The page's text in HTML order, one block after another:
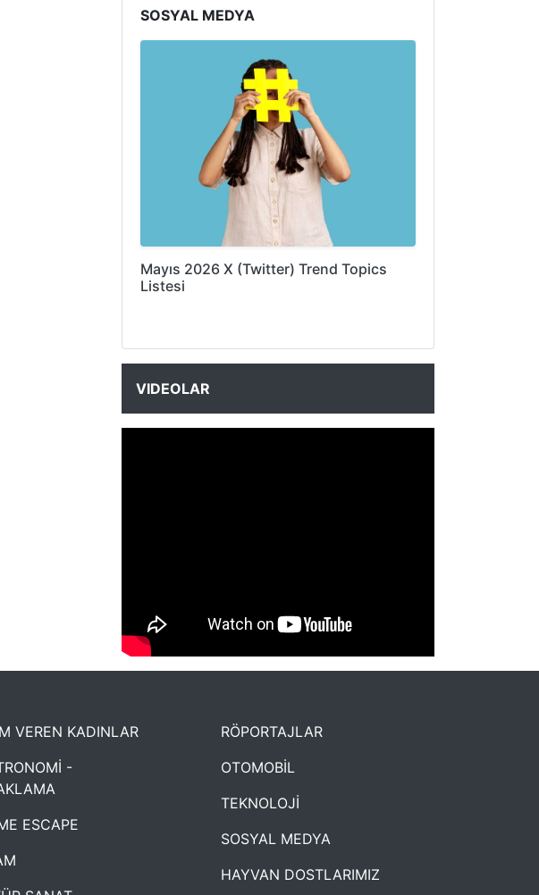
SOSYAL MEDYA
Mayıs 2026 X (Twitter) Trend Topics
Listesi
VIDEOLAR
NYXmag 2. Yaş Kutlama Etkinliği
VEREN KADINLAR
-
ESCAPE
RÖPORTAJLAR
OTOMOBİL
TEKNOLOJİ
SOSYAL MEDYA
HAYVAN DOSTLARIMIZ